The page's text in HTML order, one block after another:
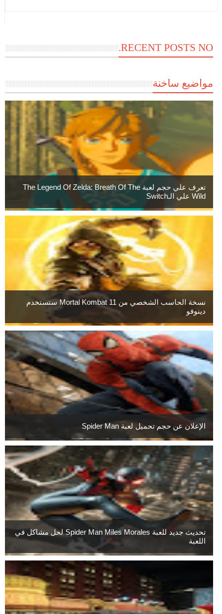
RECENT POSTS NO.
مواضيع ساخنة
تعرف علي حجم لعبة The Legend Of Zelda: Breath Of The
Wild علي الـSwitch
نسخة الحاسب الشخصي من Mortal Kombat 11 ستستخدم
دينوفو
الإعلان عن حجم تحميل لعبة Spider Man
تحديث جديد للعبة Spider Man Miles Morales لحل مشاكل في
اللعبة